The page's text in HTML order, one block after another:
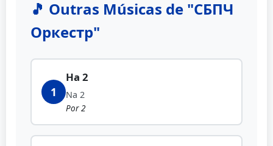
🎵 Outras Músicas de "СБПЧ
Оркестр"
1
На 2
Na 2
Por 2